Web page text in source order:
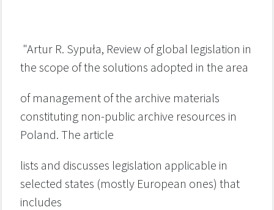
"Artur R. Sypuła, Review of global legislation in
the scope of the solutions adopted in the area
of management of the archive materials
constituting non-public archive resources in
Poland. The article
lists and discusses legislation applicable in
selected states (mostly European ones) that
includes